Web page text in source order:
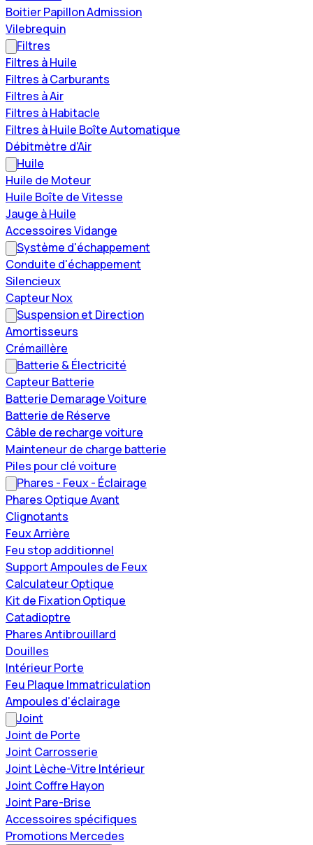
Boitier Papillon Admission
Vilebrequin
Filtres
Filtres à Huile
Filtres à Carburants
Filtres à Air
Filtres à Habitacle
Filtres à Huile Boîte Automatique
Débitmètre d'Air
Huile
Huile de Moteur
Huile Boîte de Vitesse
Jauge à Huile
Accessoires Vidange
Système d'échappement
Conduite d'échappement
Silencieux
Capteur Nox
Suspension et Direction
Amortisseurs
Crémaillère
Batterie & Électricité
Capteur Batterie
Batterie Demarage Voiture
Batterie de Réserve
Câble de recharge voiture
Mainteneur de charge batterie
Piles pour clé voiture
Phares - Feux - Éclairage
Phares Optique Avant
Clignotants
Feux Arrière
Feu stop additionnel
Support Ampoules de Feux
Calculateur Optique
Kit de Fixation Optique
Catadioptre
Phares Antibrouillard
Douilles
Intérieur Porte
Feu Plaque Immatriculation
Ampoules d'éclairage
Joint
Joint de Porte
Joint Carrosserie
Joint Lèche-Vitre Intérieur
Joint Coffre Hayon
Joint Pare-Brise
Accessoires spécifiques
Promotions Mercedes